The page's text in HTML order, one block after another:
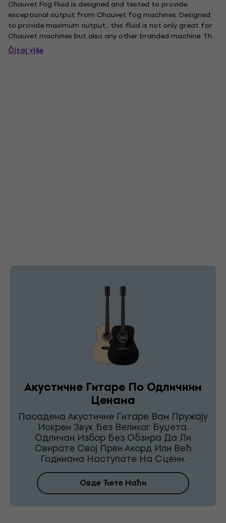
Chauvet Fog Fluid is designed and tested to provide
exceptional output from Chauvet fog machines. Designed
to provide maximum output , this fluid is not only great for
Chauvet machines but also any other branded machine. This
new and improved haze fluid generates a thin veil of haze
that will make any area have a stunning effect. 5l.
Čitaj više
Акустичне Гитаре По Одличним
Ценама
Пасадена Акустичне Гитаре Вам Пружају
Искрен Звук Без Великог Буџета.
Одличан Избор Без Обзира Да Ли
Свирате Свој Први Акорд Или Већ
Годинама Наступате На Сцени.
Овде Ћете Наћи